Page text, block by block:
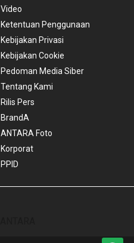
Video
Ketentuan Penggunaan
Kebijakan Privasi
Kebijakan Cookie
Pedoman Media Siber
Tentang Kami
Rilis Pers
BrandA
ANTARA Foto
Korporat
PPID